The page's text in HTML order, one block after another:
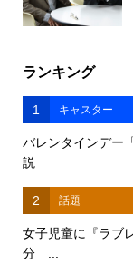
ランキング
1 キャスター
バレンタインデー
説
2 話題
女子児童に『ラブ
分 ...